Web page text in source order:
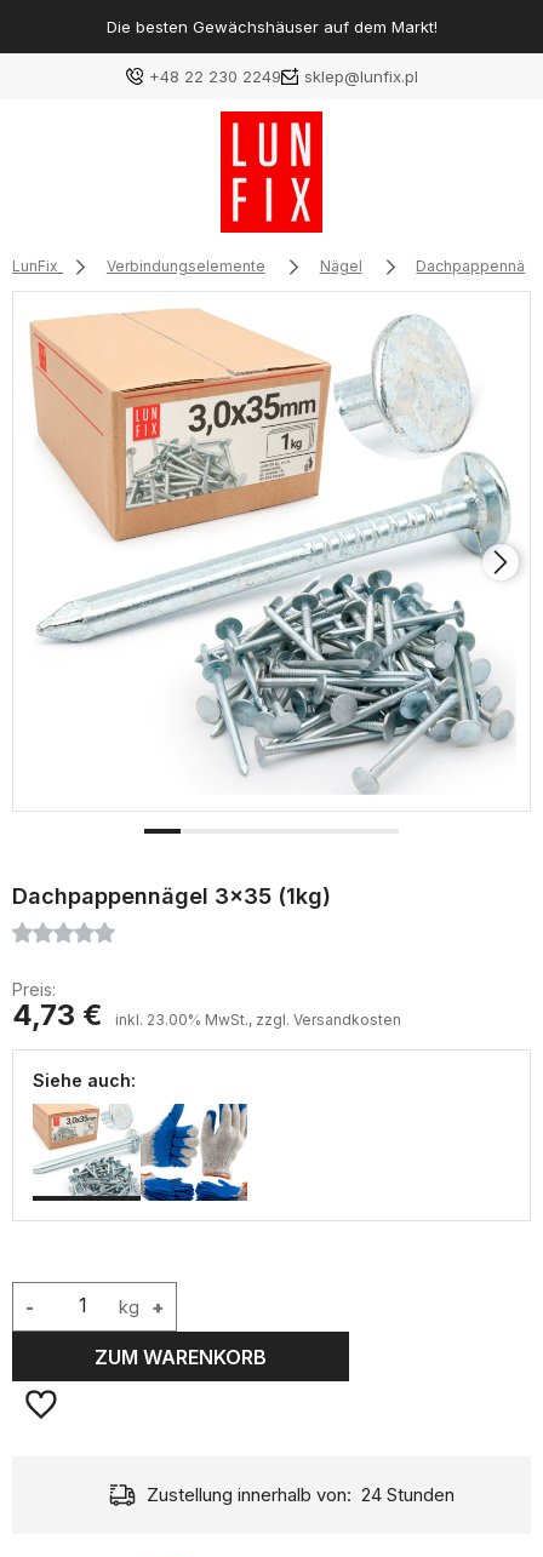
Die besten Gewächshäuser auf dem Markt!
+48 22 230 2249 sklep@lunfix.pl
LunFix Verbindungselemente Nägel
Dachpappennägel 3x35 (1kg)
Preis:
4,73 € inkl. 23.00% MwSt., zzgl. Versandkosten
Siehe auch:
kg +
-
ZUM WARENKORB
Zustellung innerhalb von: 24 Stunden